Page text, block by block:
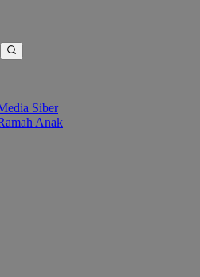
Siber
Anak